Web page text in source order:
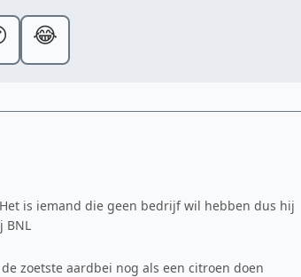
😂
is iemand die geen bedrijf wil hebben dus hij
BNL
zoetste aardbei nog als een citroen doen